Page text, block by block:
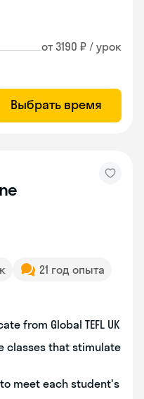
от 3190 ₽ / урок
Выбрать время
21 год опыта
from Global TEFL UK
classes that stimulate
meet each student's